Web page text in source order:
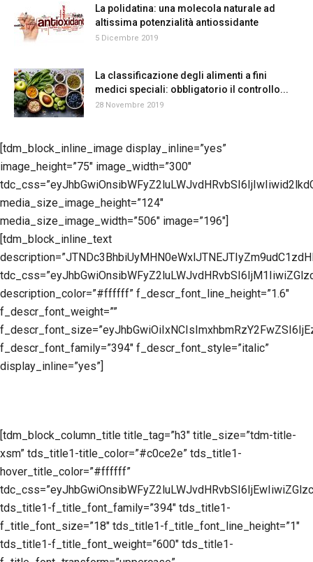
La polidatina: una molecola naturale ad
altissima potenzialità antiossidante
5 Dicembre 2019
La classificazione degli alimenti a fini
medici speciali: obbligatorio il controllo...
28 Novembre 2019
[tdm_block_inline_image display_inline=”yes”
image_height=”75″ image_width=”300″
media_size_image_height=”124″
media_size_image_width=”506″ image=”196″]
[tdm_block_inline_text
description_color=”#ffffff” f_descr_font_line_height=”1.6″
f_descr_font_weight=””
f_descr_font_family=”394″ f_descr_font_style=”italic”
display_inline=”yes”]
[tdm_block_column_title title_tag=”h3″ title_size=”tdm-title-
xsm” tds_title1-title_color=”#c0ce2e” tds_title1-
hover_title_color=”#ffffff”
tds_title1-f_title_font_family=”394″ tds_title1-
f_title_font_size=”18″ tds_title1-f_title_font_line_height=”1″
tds_title1-f_title_font_weight=”600″ tds_title1-